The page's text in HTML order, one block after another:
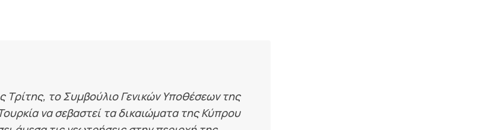
Τρίτης, το Συμβούλιο Γενικών Υποθέσεων της
να σεβαστεί τα δικαιώματα της Κύπρου